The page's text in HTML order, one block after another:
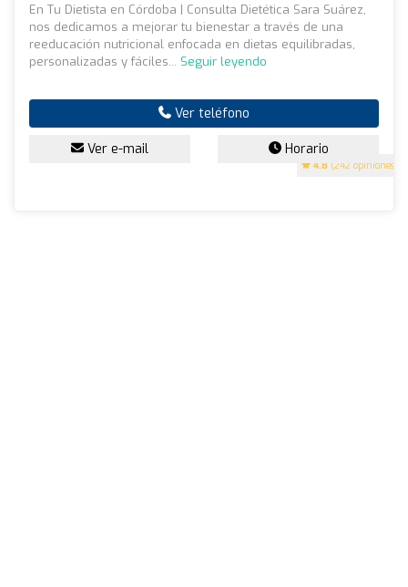
4.8 (242 opiniones)
En Tu Dietista en Córdoba | Consulta Dietética Sara Suárez,
nos dedicamos a mejorar tu bienestar a través de una
reeducación nutricional enfocada en dietas equilibradas,
personalizadas y fáciles... Seguir leyendo
Ver teléfono
Ver e-mail Horario